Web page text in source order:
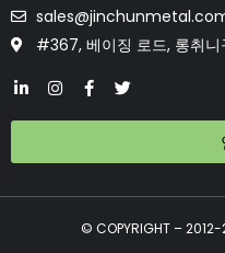
#367, 베이징 로드, 롱취니
© COPYRIGHT – 2012-